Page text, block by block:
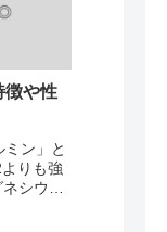
徴や性
ン」と
りも強
シウ